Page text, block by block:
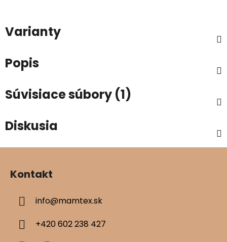
Varianty
Popis
Súvisiace súbory (1)
Diskusia
Kontakt
info@mamtex.sk
+420 602 238 427